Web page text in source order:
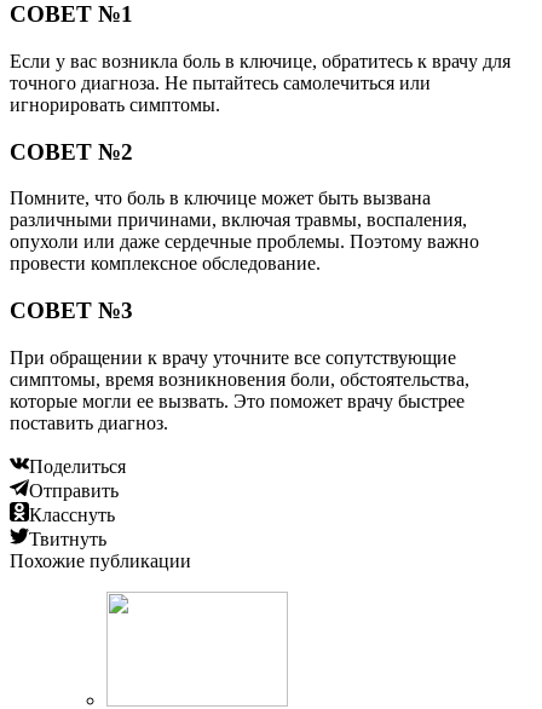
СОВЕТ №1
Если у вас возникла боль в ключице, обратитесь к врачу для
точного диагноза. Не пытайтесь самолечиться или
игнорировать симптомы.
СОВЕТ №2
Помните, что боль в ключице может быть вызвана
различными причинами, включая травмы, воспаления,
опухоли или даже сердечные проблемы. Поэтому важно
провести комплексное обследование.
СОВЕТ №3
При обращении к врачу уточните все сопутствующие
симптомы, время возникновения боли, обстоятельства,
которые могли ее вызвать. Это поможет врачу быстрее
поставить диагноз.
Поделиться
Отправить
Класснуть
Твитнуть
Похожие публикации